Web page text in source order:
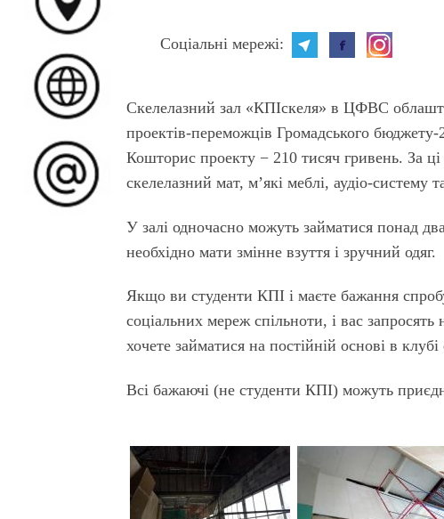
Cоціальні мережі:
Скелелазний зал «КПІскеля» в ЦФВС
проектів-переможців Громадського
Кошторис проекту − 210 тисяч гривень. За
скелелазний мат, м’які меблі, аудіо-систему
У залі одночасно можуть займатися понад
необхідно мати змінне взуття і зручний одяг.
Якщо ви студенти КПІ і маєте бажання
соціальних мереж спільноти, і вас
хочете займатися на постійній основі в
Всі бажаючі (не студенти КПІ) можуть